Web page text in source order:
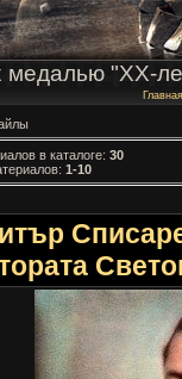
медалью "ХХ-
Главная
в каталоге: 30
: 1-10